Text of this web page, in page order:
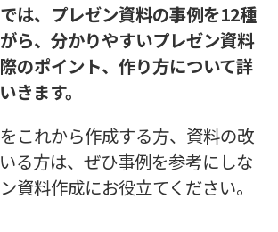
は、プレゼン資料の事例を12種
ら、分かりやすいプレゼン資料
のポイント、作り方について詳
きます。
これから作成する方、資料の改
る方は、ぜひ事例を参考にしな
資料作成にお役立てください。